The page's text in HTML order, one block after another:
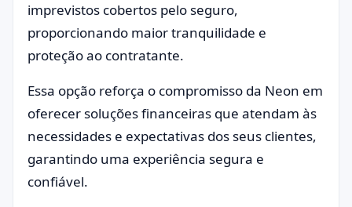
imprevistos cobertos pelo seguro,
proporcionando maior tranquilidade e
proteção ao contratante.
Essa opção reforça o compromisso da Neon em
oferecer soluções financeiras que atendam às
necessidades e expectativas dos seus clientes,
garantindo uma experiência segura e
confiável.